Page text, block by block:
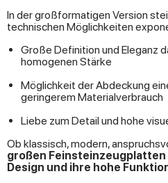
In der großformatigen Version
technischen Möglichkeiten
Große Definition und Eleganz
homogenen Stärke
Möglichkeit der Abdeckung
geringerem Materialverbrauch
Liebe zum Detail und hohe
Ob klassisch, modern,
großen
Design und ihre hohe